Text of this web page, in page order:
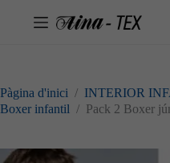
Pàgina d'inici / INTERIOR
Boxer infantil / Pack 2 Boxer